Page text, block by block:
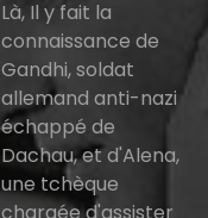
Là, Il y fait la
connaissance de
Gandhi, soldat
allemand anti-nazi
échappé de
Dachau, et d'Alena,
une tchèque